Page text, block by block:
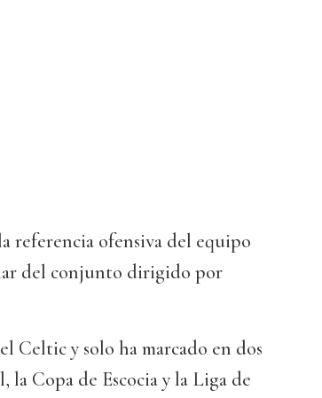
referencia ofensiva del equipo
del conjunto dirigido por
Celtic y solo ha marcado en dos
la Copa de Escocia y la Liga de